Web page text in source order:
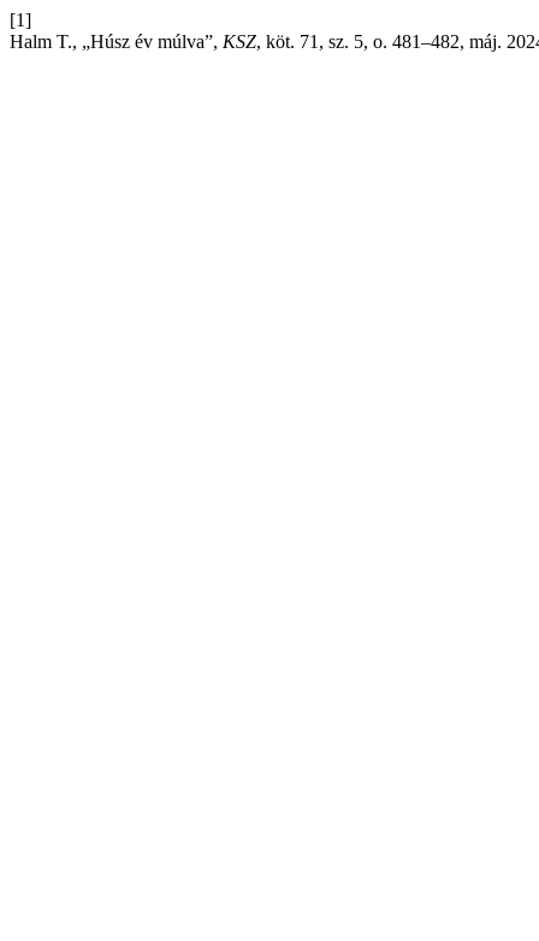
[1]
Halm T., „Húsz év múlva”, KSZ, köt. 71, sz. 5, o. 481–482, máj.